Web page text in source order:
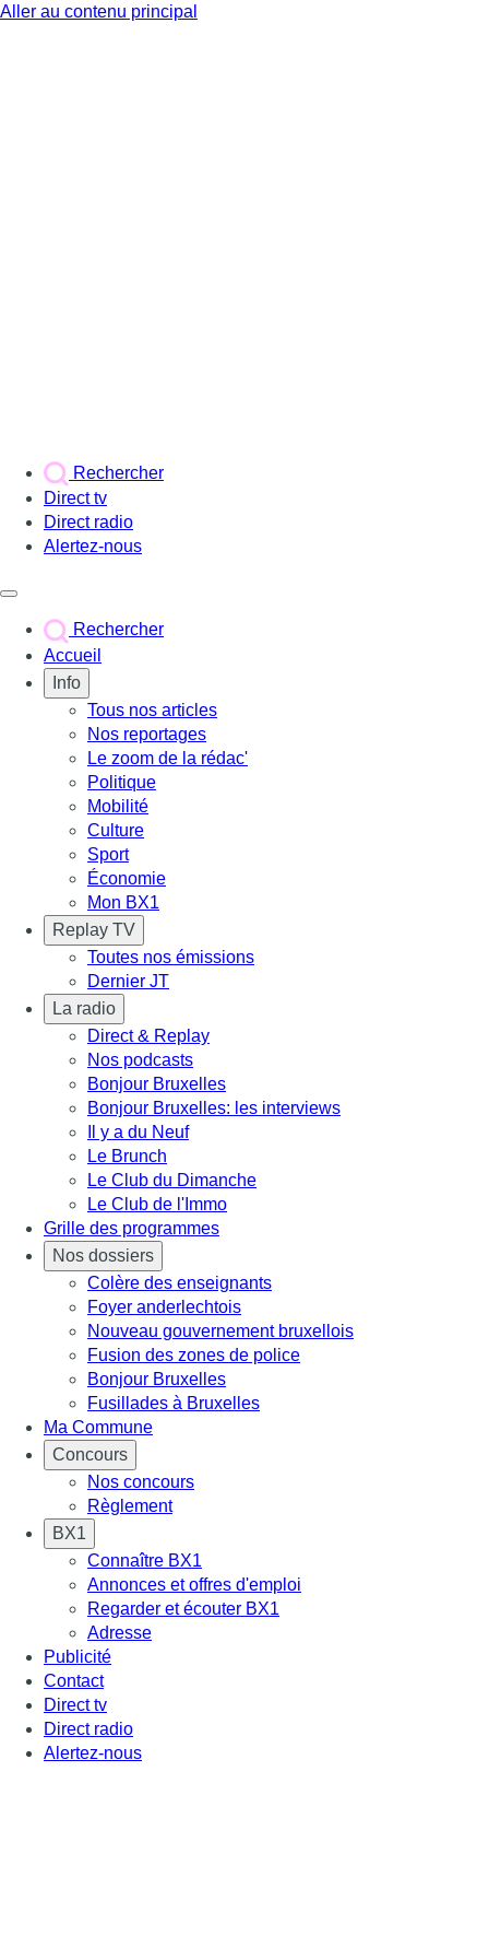
Aller au contenu principal
Rechercher
Direct tv
Direct radio
Alertez-nous
Rechercher
Accueil
Info
Tous nos articles
Nos reportages
Le zoom de la rédac'
Politique
Mobilité
Culture
Sport
Économie
Mon BX1
Replay TV
Toutes nos émissions
Dernier JT
La radio
Direct & Replay
Nos podcasts
Bonjour Bruxelles
Bonjour Bruxelles: les interviews
Il y a du Neuf
Le Brunch
Le Club du Dimanche
Le Club de l'Immo
Grille des programmes
Nos dossiers
Colère des enseignants
Foyer anderlechtois
Nouveau gouvernement bruxellois
Fusion des zones de police
Bonjour Bruxelles
Fusillades à Bruxelles
Ma Commune
Concours
Nos concours
Règlement
BX1
Connaître BX1
Annonces et offres d'emploi
Regarder et écouter BX1
Adresse
Publicité
Contact
Direct tv
Direct radio
Alertez-nous